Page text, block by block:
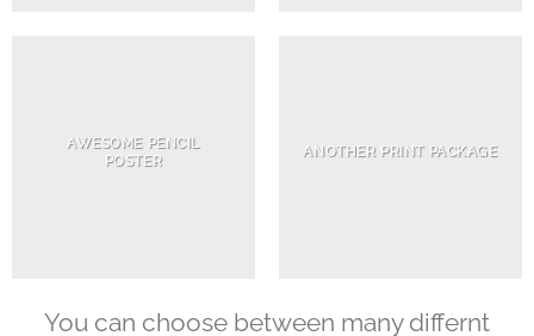
AWESOME PENCIL
POSTER
ANOTHER PRINT PACKAGE
You can choose between many differnt